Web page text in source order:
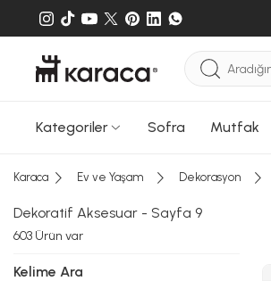
Kategoriler Sofra Mutfak
Karaca Ev ve Yaşam Dekorasyon
Dekoratif Aksesuar - Sayfa 9
603 Ürün var
Kelime Ara